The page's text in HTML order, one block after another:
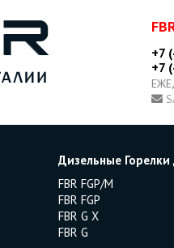
+7
+7
Дизельные
FBR FGP/M
FBR FGP
FBR G X
FBR G